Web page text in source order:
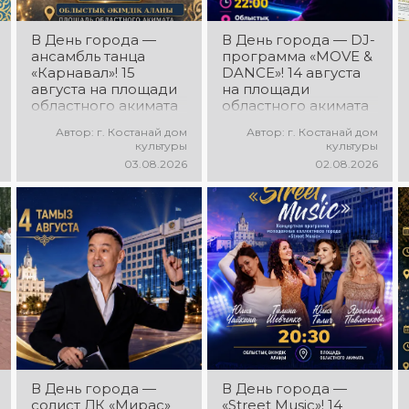
В День города —
ансамбль танца
«Карнавал»! 15
августа на площади
областного акимата
концертная
ансамбля танца
«Карнавал»!
ансамбля — Шамиль
Фахрутдинов. Вас
ждут зрелищные
хореографические
постановки, яркие
образы,
зажигательные
ритмы и
праздничное
настроение!
Автор: г. Костанай дом
культуры
03.08.2026
В День города — DJ-
программа «MOVE &
DANCE»! 14 августа
на площади
областного акимата
праздничная DJ-
программа! Вас ждут
современные
музыкальные хиты,
зажигательные
ритмы, мощная
энергия и яркие
эмоции!
Автор: г. Костанай дом
культуры
02.08.2026
В День города —
солист ДК «Мирас»
В День города —
«Street Music»! 14